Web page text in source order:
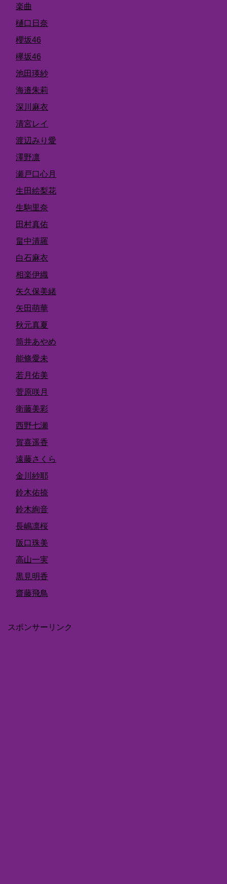
楽曲
樋口日奈
櫻坂46
欅坂46
池田瑛紗
海邉朱莉
深川麻衣
清宮レイ
渡辺みり愛
澤野凛
瀬戸口心月
生田絵梨花
生駒里奈
田村真佑
畠中清羅
白石麻衣
相楽伊織
矢久保美緒
矢田萌華
秋元真夏
筒井あやめ
能條愛未
若月佑美
菅原咲月
衛藤美彩
西野七瀬
賀喜遥香
遠藤さくら
金川紗耶
鈴木佑捺
鈴木絢音
長嶋凛桜
阪口珠美
高山一実
黒見明香
齋藤飛鳥
スポンサーリンク